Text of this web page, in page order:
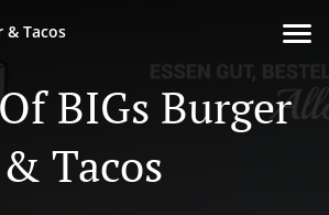
& Tacos
BIGs Burger
& Tacos